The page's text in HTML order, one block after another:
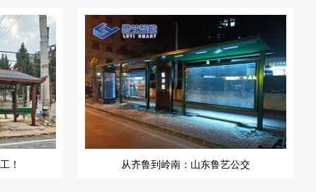
！ 从齐鲁到岭南：山东鲁艺公交